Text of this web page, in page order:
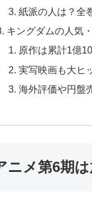
紙派の人は？全
キングダムの人気
原作は累計1億
実写映画も大ヒ
海外評価や円盤
ニメ第6期は